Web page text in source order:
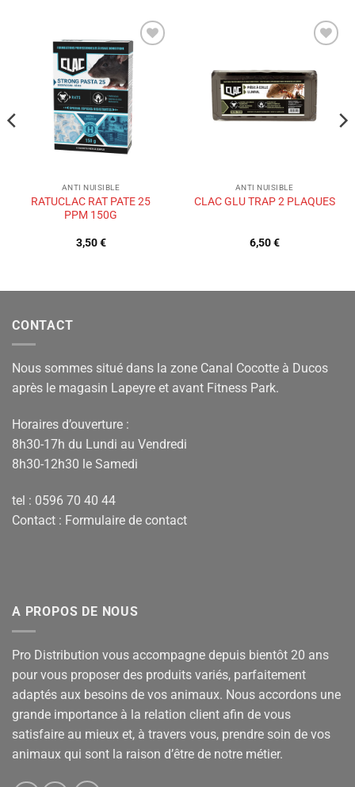
Ajouter
à la liste
souhaits
ANTI NUISIBLE
RATUCLAC RAT PATE 25
PPM 150G
3,50€
à la liste
de
souhaits
ANTI NUISIBLE
CLAC GLU TRAP 2 PLAQUES
6,50€
CONTACT
Nous sommes situé dans la zone Canal Cocotte à Ducos
après le magasin Lapeyre et avant Fitness Park.
Horaires d’ouverture :
8h30-17h du Lundi au Vendredi
8h30-12h30 le Samedi
tel : 0596 70 40 44
Contact : Formulaire de contact
A PROPOS DE NOUS
Pro Distribution vous accompagne depuis bientôt 20 ans
pour vous proposer des produits variés, parfaitement
adaptés aux besoins de vos animaux. Nous accordons une
grande importance à la relation client afin de vous
satisfaire au mieux et, à travers vous, prendre soin de vos
animaux qui sont la raison d’être de notre métier.